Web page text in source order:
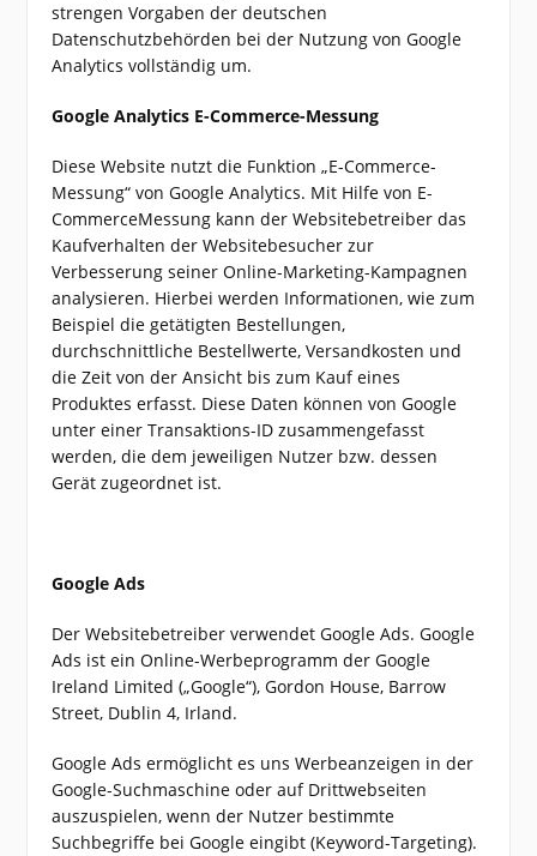
strengen Vorgaben der deutschen
Datenschutzbehörden bei der Nutzung von Google
Analytics vollständig um.
Google Analytics E-Commerce-Messung
Diese Website nutzt die Funktion „E-Commerce-
Messung“ von Google Analytics. Mit Hilfe von E-
CommerceMessung kann der Websitebetreiber das
Kaufverhalten der Websitebesucher zur
Verbesserung seiner Online-Marketing-Kampagnen
analysieren. Hierbei werden Informationen, wie zum
Beispiel die getätigten Bestellungen,
durchschnittliche Bestellwerte, Versandkosten und
die Zeit von der Ansicht bis zum Kauf eines
Produktes erfasst. Diese Daten können von Google
unter einer Transaktions-ID zusammengefasst
werden, die dem jeweiligen Nutzer bzw. dessen
Gerät zugeordnet ist.
Google Ads
Der Websitebetreiber verwendet Google Ads. Google
Ads ist ein Online-Werbeprogramm der Google
Ireland Limited („Google“), Gordon House, Barrow
Street, Dublin 4, Irland.
Google Ads ermöglicht es uns Werbeanzeigen in der
Google-Suchmaschine oder auf Drittwebseiten
auszuspielen, wenn der Nutzer bestimmte
Suchbegriffe bei Google eingibt (Keyword-Targeting).